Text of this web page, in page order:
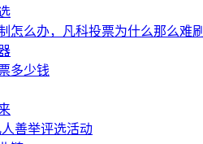
怎么办，凡科投票为什么那么难刷
多少钱
善举评选活动